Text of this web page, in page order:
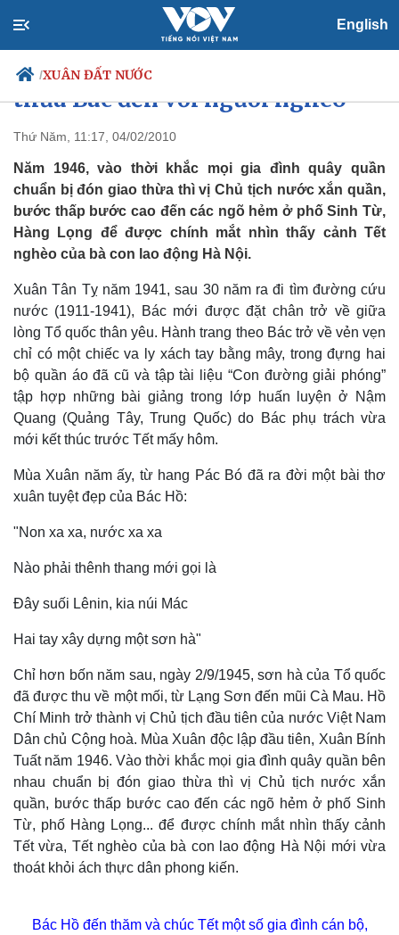
English
/XUÂN ĐẤT NƯỚC
Chính trị
Đảng
Tổ chức nhân sự
Quốc hội
Nhận diện sự thật
Xã hội
Tin 24h
Dự báo thời tiết
Giáo dục
Dấu ấn VOV
Biển đảo
Thế giới
Quan sát
Cuộc sống đó đây
Hồ sơ
Multimedia
Video
Ảnh
E-Magazine
Infographic
Xuân về, nhớ lại những đêm giao
thừa Bác đến với người nghèo
Thứ Năm, 11:17, 04/02/2010
Năm 1946, vào thời khắc mọi gia đình quây quần
chuẩn bị đón giao thừa thì vị Chủ tịch nước xắn quần,
bước thấp bước cao đến các ngõ hẻm ở phố Sinh Từ,
Hàng Lọng để được chính mắt nhìn thấy cảnh Tết
nghèo của bà con lao động Hà Nội.
Xuân Tân Tỵ năm 1941, sau 30 năm ra đi tìm đường cứu
nước (1911-1941), Bác mới được đặt chân trở về giữa
lòng Tổ quốc thân yêu. Hành trang theo Bác trở về vẻn vẹn
chỉ có một chiếc va ly xách tay bằng mây, trong đựng hai
bộ quần áo đã cũ và tập tài liệu “Con đường giải phóng”
tập hợp những bài giảng trong lớp huấn luyện ở Nậm
Quang (Quảng Tây, Trung Quốc) do Bác phụ trách vừa
mới kết thúc trước Tết mấy hôm.
Mùa Xuân năm ấy, từ hang Pác Bó đã ra đời một bài thơ
xuân tuyệt đẹp của Bác Hồ:
"Non xa xa, nước xa xa
Nào phải thênh thang mới gọi là
Đây suối Lênin, kia núi Mác
Hai tay xây dựng một sơn hà"
Chỉ hơn bốn năm sau, ngày 2/9/1945, sơn hà của Tổ quốc
đã được thu về một mối, từ Lạng Sơn đến mũi Cà Mau. Hồ
Chí Minh trở thành vị Chủ tịch đầu tiên của nước Việt Nam
Dân chủ Cộng hoà. Mùa Xuân độc lập đầu tiên, Xuân Bính
Tuất năm 1946. Vào thời khắc mọi gia đình quây quần bên
nhau chuẩn bị đón giao thừa thì vị Chủ tịch nước xắn
quần, bước thấp bước cao đến các ngõ hẻm ở phố Sinh
Từ, phố Hàng Lọng... để được chính mắt nhìn thấy cảnh
Tết vừa, Tết nghèo của bà con lao động Hà Nội mới vừa
thoát khỏi ách thực dân phong kiến.
Bác Hồ đến thăm và chúc Tết một số gia đình cán bộ,